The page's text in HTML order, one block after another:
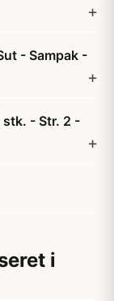
- Sampak -
stk. - Str. 2 -
i